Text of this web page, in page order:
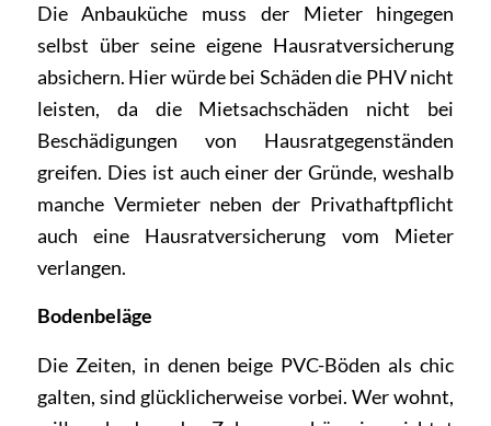
Die Anbauküche muss der Mieter hingegen
selbst über seine eigene Hausratversicherung
absichern. Hier würde bei Schäden die PHV nicht
leisten, da die Mietsachschäden nicht bei
Beschädigungen von Hausratgegenständen
greifen. Dies ist auch einer der Gründe, weshalb
manche Vermieter neben der Privathaftpflicht
auch eine Hausratversicherung vom Mieter
verlangen.
Bodenbeläge
Die Zeiten, in denen beige PVC-Böden als chic
galten, sind glücklicherweise vorbei. Wer wohnt,